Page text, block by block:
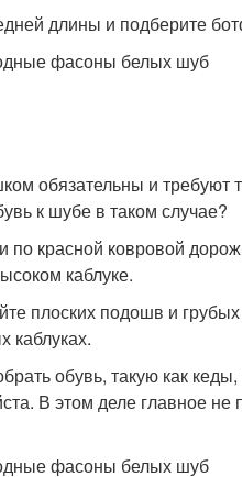
длины и подберите
обязательны и требуют
к шубе в таком случае?
по красной ковровой
каблуке.
плоских подошв и
каблуках.
обувь, такую как
В этом деле главное не